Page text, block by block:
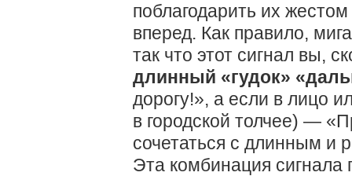
поблагодарить их
вперед. Как правило,
так что этот сигнал вы,
длинный «гудок»
дорогу!», а если в лицо
в городской толчее) —
сочетаться с длинным и
Эта комбинация сигнала